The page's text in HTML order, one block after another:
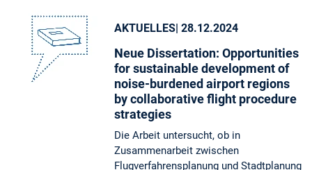
AKTUELLES | 28.12.2024
Neue Dissertation: Opportunities
for sustainable development of
noise-burdened airport regions
by collaborative flight procedure
strategies
Die Arbeit untersucht, ob in
Zusammenarbeit zwischen
Flugverfahrensplanung und Stadtplanung